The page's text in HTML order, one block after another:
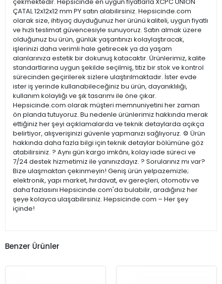
çekmektedir. Hepsicinde en uygun fiyatlarla XCPC UNION
ÇATAL 12x12x12 mm PY satın alabilirsiniz. Hepsicinde.com
olarak size, ihtiyaç duyduğunuz her ürünü kaliteli, uygun fiyatlı
ve hızlı teslimat güvencesiyle sunuyoruz. Satın almak üzere
olduğunuz bu ürün, günlük yaşantınızı kolaylaştıracak,
işlerinizi daha verimli hale getirecek ya da yaşam
alanlarınıza estetik bir dokunuş katacaktır. Ürünlerimiz, kalite
standartlarına uygun şekilde seçilmiş, titiz bir stok ve kontrol
sürecinden geçirilerek sizlere ulaştırılmaktadır. İster evde
ister iş yerinde kullanabileceğiniz bu ürün, dayanıklılığı,
kullanım kolaylığı ve şık tasarımı ile öne çıkar.
Hepsicinde.com olarak müşteri memnuniyetini her zaman
ön planda tutuyoruz. Bu nedenle ürünlerimiz hakkında merak
ettiğiniz her şeyi açıklamalarda ve teknik detaylarda açıkça
belirtiyor, alışverişinizi güvenle yapmanızı sağlıyoruz. ⚙️ Ürün
hakkında daha fazla bilgi için teknik detaylar bölümüne göz
atabilirsiniz. ? Aynı gün kargo imkânı, kolay iade süreci ve
7/24 destek hizmetimiz ile yanınızdayız. ? Sorularınız mı var?
Bize ulaşmaktan çekinmeyin! Geniş ürün yelpazemizle;
elektronik, yapı market, hırdavat, ev gereçleri, otomotiv ve
daha fazlasını Hepsicinde.com'da bulabilir, aradığınız her
şeye kolayca ulaşabilirsiniz. Hepsicinde.com – Her şey
içinde!
Benzer Ürünler